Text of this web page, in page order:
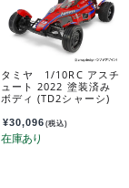
タミヤ 1/10RC アスチ
ュート 2022 塗装済み
ボディ (TD2シャーシ)
¥30,096 (税込)